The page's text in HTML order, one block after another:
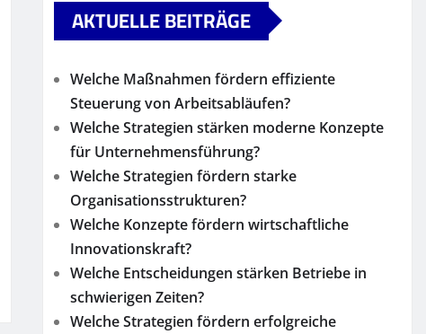
AKTUELLE BEITRÄGE
Welche Maßnahmen fördern effiziente
Steuerung von Arbeitsabläufen?
Welche Strategien stärken moderne Konzepte
für Unternehmensführung?
Welche Strategien fördern starke
Organisationsstrukturen?
Welche Konzepte fördern wirtschaftliche
Innovationskraft?
Welche Entscheidungen stärken Betriebe in
schwierigen Zeiten?
Welche Strategien fördern erfolgreiche